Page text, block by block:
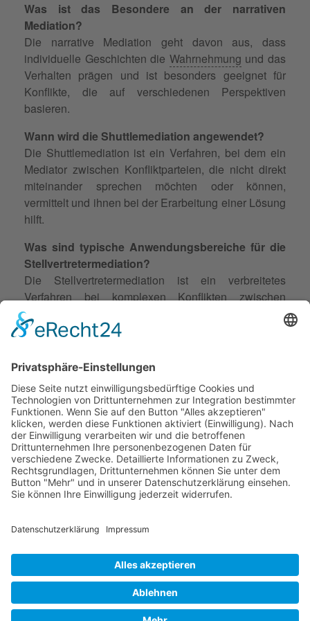
Was ist das Besondere an der narrativen
Mediation?
Die narrative Mediation geht davon aus, dass
individuelle Geschichten die Wahrnehmung und das
Verhalten prägen und ist besonders geeignet für
Konflikte, die auf verschiedenen Perspektiven
basieren.
Wann wird die Shuttlemediation angewendet?
Die Shuttlemediation ist ein Verfahren, bei dem ein
Mediator zwischen Konfliktparteien, die nicht direkt
miteinander sprechen möchten oder können,
vermittelt und ihnen bei der Erarbeitung einer Lösung
hilft.
Was sind typische Anwendungsbereiche für die
Stellvertretermediation?
Die Stellvertretermediation ist ein verbreitetes
Verfahren bei komplexen Konflikten zwischen
Gruppen oder Organisationen, das eine strukturierte
und wirksame Konfliktlösung ermöglicht.
Mediation?
Die systemische Mediation wird bei komplexen
Konflikten innerhalb eines größeren Rahmens
eingesetzt und fokussiert auf die Beziehungen und
Dynamikenzwischen den Parteien, vor allem in
Unternehmen und Organisationen.
Was ist das Ziel der transformative Mediation?
Die transformative Mediation zielt darauf ab, die
Konfliktparteien durch besseres Verständnis für
persönliche und emotionale Angelegenheiten zu